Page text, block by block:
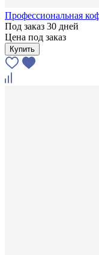
Профессиональная
Под заказ 30 дней
Цена под заказ
Купить